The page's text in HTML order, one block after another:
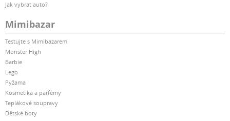
Jak vybrat auto?
Mimibazar
Testujte s Mimibazarem
Monster High
Barbie
Lego
Pyžama
Kosmetika a parfémy
Teplákové soupravy
Dětské boty